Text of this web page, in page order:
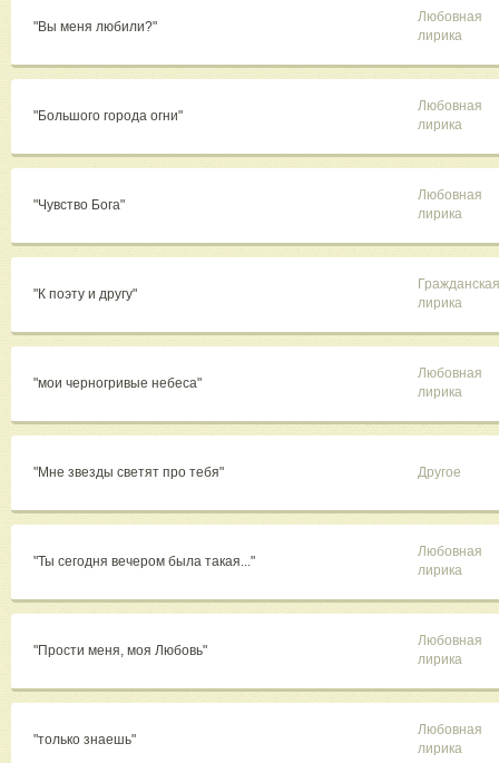
"Вы меня любили?"
Любовная
лирика
"Большого города огни"
Любовная
лирика
"Чувство Бога"
Любовная
лирика
"К поэту и другу"
Гражданская
лирика
"мои черногривые небеса"
Любовная
лирика
"Мне звезды светят про тебя" Другое
"Ты сегодня вечером была такая..."
Любовная
лирика
"Прости меня, моя Любовь"
Любовная
лирика
"только знаешь"
Любовная
лирика